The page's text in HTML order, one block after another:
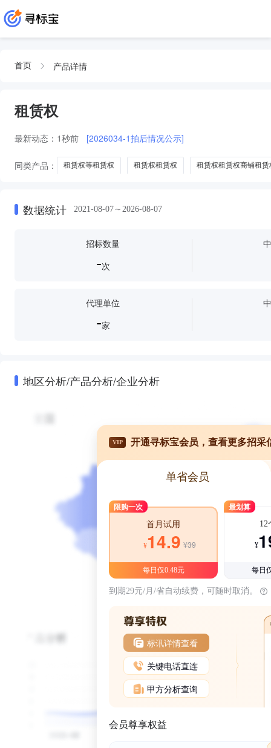
首页 产品详情
租赁权
最新动态： 1秒前 [2026034-1拍后情况公示]
同类产品： 租赁权等租赁权 租赁权租赁权 租赁权租赁权商铺租赁
数据统计 2021-08-07～2026-08-07
招标数量
-次
代理单位
-家
地区分析/产品分析/企业分析
VIP 开通寻标宝会员，查看更多招采
单省会员
限购一次
首月试用
¥14.9 ¥39
每日仅0.48元
最划算
12
¥
每日
到期29元/月/省自动续费，可随时取消。
标讯详情查看
关键电话直连
甲方分析查询
会员尊享权益